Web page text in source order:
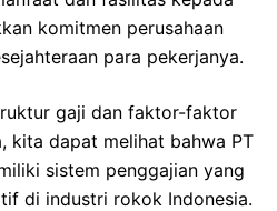
komitmen perusahaan
para pekerjanya.
gaji dan faktor-faktor
kita dapat melihat bahwa PT
sistem penggajian yang
di industri rokok Indonesia.